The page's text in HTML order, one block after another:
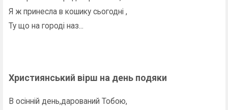
Я ж принесла в кошику сьогодні ,
Ту що на городі наз...
Християнський вірш на день подяки
В осінній день,дарований Тобою,